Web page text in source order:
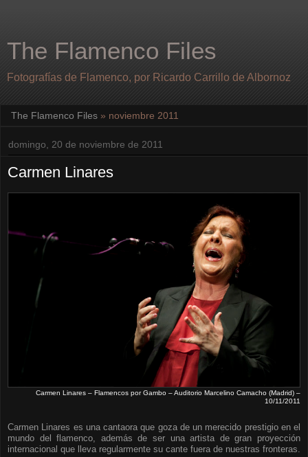
The Flamenco Files
Fotografías de Flamenco, por Ricardo Carrillo de Albornoz
The Flamenco Files » noviembre 2011
domingo, 20 de noviembre de 2011
Carmen Linares
Carmen Linares – Flamencos por Gambo – Auditorio Marcelino Camacho (Madrid) –
10/11/2011
Carmen Linares es una cantaora que goza de un merecido prestigio en el
mundo del flamenco, además de ser una artista de gran proyección
internacional que lleva regularmente su cante fuera de nuestras fronteras.